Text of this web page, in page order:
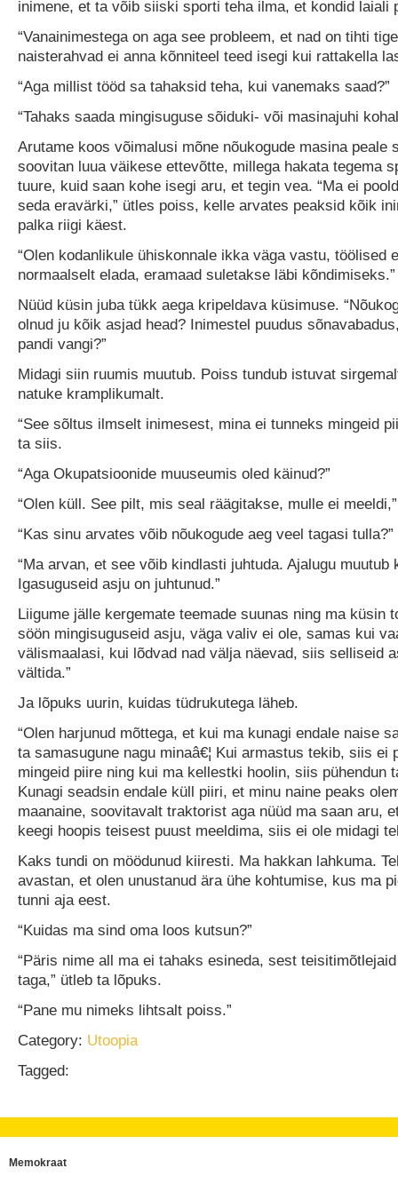
inimene, et ta võib siiski sporti teha ilma, et kondid laiali
“Vanainimestega on aga see probleem, et nad on tihti
naisterahvad ei anna kõnniteel teed isegi kui rattakella
“Aga millist tööd sa tahaksid teha, kui vanemaks saad?”
“Tahaks saada mingisuguse sõiduki- või masinajuhi
Arutame koos võimalusi mõne nõukogude masina peale
soovitan luua väikese ettevõtte, millega hakata tegema
tuure, kuid saan kohe isegi aru, et tegin vea. “Ma ei
seda eravärki,” ütles poiss, kelle arvates peaksid kõik
palka riigi käest.
“Olen kodanlikule ühiskonnale ikka väga vastu, töölised
normaalselt elada, eramaad suletakse läbi kõndimiseks.”
Nüüd küsin juba tükk aega kripeldava küsimuse.
olnud ju kõik asjad head? Inimestel puudus
pandi vangi?”
Midagi siin ruumis muutub. Poiss tundub istuvat
natuke kramplikumalt.
“See sõltus ilmselt inimesest, mina ei tunneks mingeid
ta siis.
“Aga Okupatsioonide muuseumis oled käinud?”
“Olen küll. See pilt, mis seal räägitakse, mulle ei
“Kas sinu arvates võib nõukogude aeg veel tagasi tulla?”
“Ma arvan, et see võib kindlasti juhtuda. Ajalugu muutub
Igasuguseid asju on juhtunud.”
Liigume jälle kergemate teemade suunas ning ma küsin
söön mingisuguseid asju, väga valiv ei ole, samas kui
välismaalasi, kui lõdvad nad välja näevad, siis selliseid
vältida.”
Ja lõpuks uurin, kuidas tüdrukutega läheb.
“Olen harjunud mõttega, et kui ma kunagi endale naise
ta samasugune nagu minaâ€¦ Kui armastus tekib, siis ei
mingeid piire ning kui ma kellestki hoolin, siis pühendun
Kunagi seadsin endale küll piiri, et minu naine peaks
maanaine, soovitavalt traktorist aga nüüd ma saan aru,
keegi hoopis teisest puust meeldima, siis ei ole midagi
Kaks tundi on möödunud kiiresti. Ma hakkan lahkuma.
avastan, et olen unustanud ära ühe kohtumise, kus ma
tunni aja eest.
“Kuidas ma sind oma loos kutsun?”
“Päris nime all ma ei tahaks esineda, sest
taga,” ütleb ta lõpuks.
“Pane mu nimeks lihtsalt poiss.”
Category: Utoopia
Tagged:
Memokraat